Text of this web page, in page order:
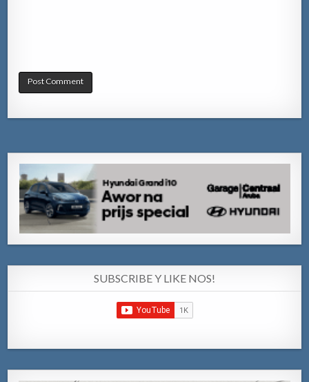
SUBSCRIBE Y LIKE NOS!